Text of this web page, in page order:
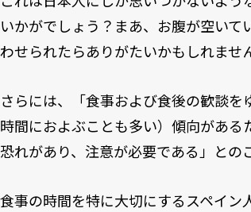
いかがでしょう？まあ、お腹が空い
わせられたらありがたいかもしれませ
さらには、「食事および食後の歓談
時間におよぶことも多い）傾向があ
恐れがあり、注意が必要である」との
食事の時間を特に大切にするスペイ